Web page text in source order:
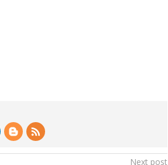
Next post